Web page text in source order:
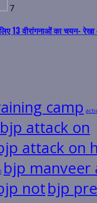
7
13 वीरांगनाओं का चयन- रेखा
camp
bjp attack on
attack on
bjp manveer
notbjp